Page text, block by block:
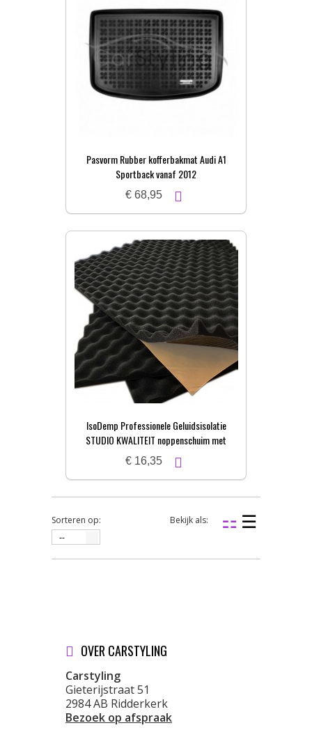
Pasvorm Rubber kofferbakmat Audi A1
Sportback vanaf 2012
€ 68,95
IsoDemp Professionele Geluidsisolatie
STUDIO KWALITEIT noppenschuim met
zelfkl. laag | 3x50x100cm
€ 16,35
Sorteren op:
--
Bekijk als:
OVER CARSTYLING
Carstyling
Gieterijstraat 51
2984 AB Ridderkerk
Bezoek op afspraak